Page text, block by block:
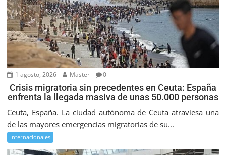
1 agosto, 2026 Master 0
Crisis migratoria sin precedentes en Ceuta: España
enfrenta la llegada masiva de unas 50.000 personas
Ceuta, España. La ciudad autónoma de Ceuta atraviesa una
de las mayores emergencias migratorias de su...
Internacionales